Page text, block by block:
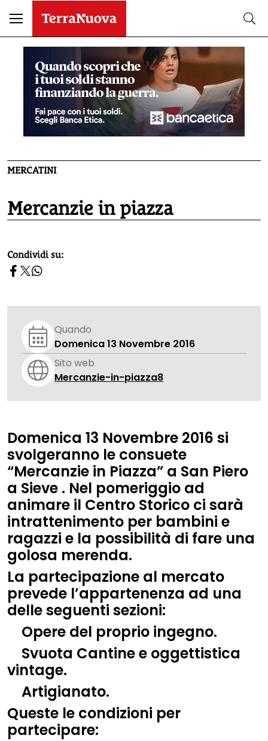
MERCATINI
Mercanzie in piazza
homepage h2
Condividi su:
Quando
Domenica 13 Novembre 2016
Sito web
Mercanzie-in-piazza8
Domenica 13 Novembre 2016 si
svolgeranno le consuete
“Mercanzie in Piazza” a San Piero
a Sieve . Nel pomeriggio ad
animare il Centro Storico ci sarà
intrattenimento per bambini e
ragazzi e la possibilità di fare una
golosa merenda.
La partecipazione al mercato
prevede l’appartenenza ad una
delle seguenti sezioni:
Opere del proprio ingegno.
Svuota Cantine e oggettistica
vintage.
Artigianato.
Queste le condizioni per
partecipare: